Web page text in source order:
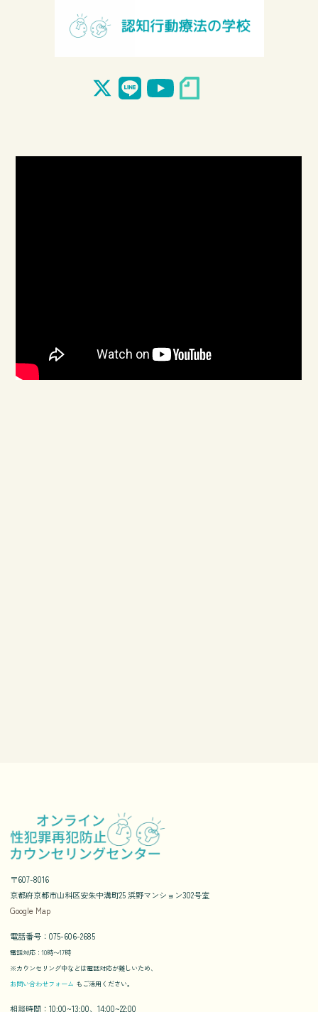
〒607-8016
京都府京都市山科区安朱中溝町25 浜野マンション302号室
Google Map
電話番号：075-606-2685
電話対応：10時〜17時
※カウンセリング中などは電話対応が難しいため、
お問い合わせフォーム もご活用ください。
相談時間：10:00~13:00、14:00~22:00